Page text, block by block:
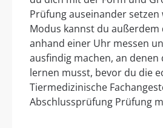
Prüfung auseinander setzen
Modus kannst du außerdem
anhand einer Uhr messen
ausfindig machen, an
lernen musst, bevor du die
Tiermedizinische
Abschlussprüfung Prüfung